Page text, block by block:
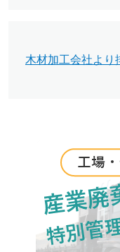
ゲ木材加工会社より